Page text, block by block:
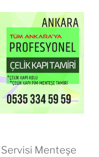
Servisi Menteşe